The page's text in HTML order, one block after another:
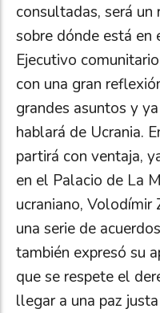
consultadas, será un
sobre dónde está
Ejecutivo
con una gran
grandes asuntos y
hablará de Ucrania.
partirá con ventaja,
en el Palacio de La
ucraniano, Volodímir
una serie de
también expresó su
que se respete el
llegar a una paz